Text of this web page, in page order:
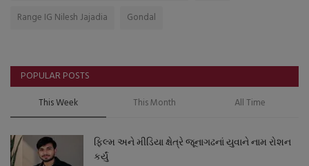
Range IG Nilesh Jajadia
Gondal
POPULAR POSTS
This Week This Month All Time
ફિલ્મ અને મીડિયા ક્ષેત્રે જૂનાગઢનાં યુવાને નામ રોશન
કર્યું